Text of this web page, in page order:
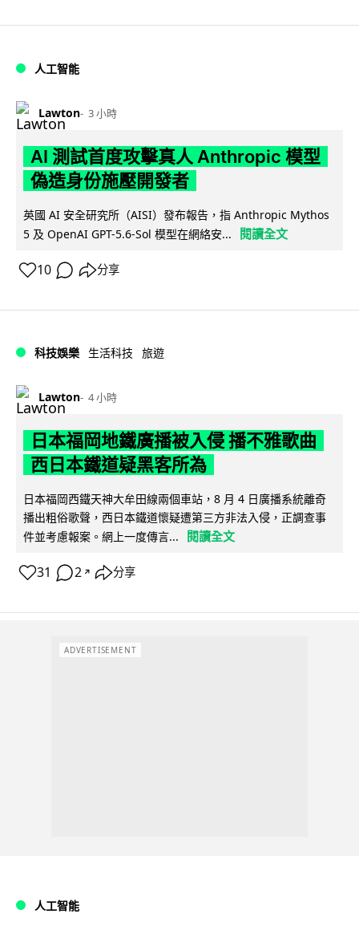
人工智能
Lawton 3 小時
AI 測試首度攻擊真人 Anthropic 模型
偽造身份施壓開發者
英國 AI 安全研究所（AISI）發布報告，指 Anthropic Mythos
5 及 OpenAI GPT-5.6-Sol 模型在網絡安...
閱讀全文
10 分享
科技娛樂 生活科技 旅遊
Lawton 4 小時
日本福岡地鐵廣播被入侵 播不雅歌曲
西日本鐵道疑黑客所為
日本福岡西鐵天神大牟田線兩個車站，8 月 4 日廣播系統離奇
播出粗俗歌聲，西日本鐵道懷疑遭第三方非法入侵，正調查事
件並考慮報案。網上一度傳言...
閱讀全文
31 2 ↗ 分享
ADVERTISEMENT
人工智能